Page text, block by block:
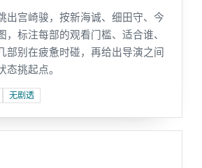
出宫崎骏，按新海诚、细田守、今
标注每部的观看门槛、适合谁、
部别在疲惫时碰，再给出导演之间
挑起点。
无剧透